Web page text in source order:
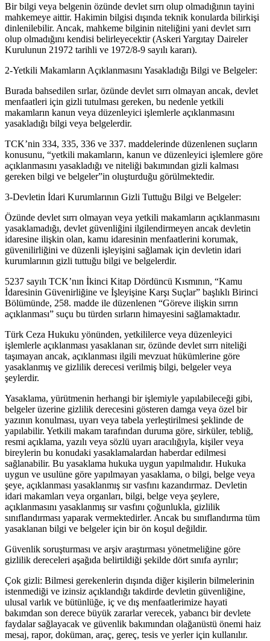
Bir bilgi veya belgenin özünde devlet sırrı olup olmadığının tayini
mahkemeye aittir. Hakimin bilgisi dışında teknik konularda bilirkişi
dinlenilebilir. Ancak, mahkeme bilginin niteliğini yani devlet sırrı
olup olmadığını kendisi belirleyecektir (Askeri Yargıtay Daireler
Kurulunun 21972 tarihli ve 1972/8-9 sayılı kararı).
2-Yetkili Makamların Açıklanmasını Yasakladığı Bilgi ve Belgeler:
Burada bahsedilen sırlar, özünde devlet sırrı olmayan ancak, devlet
menfaatleri için gizli tutulması gereken, bu nedenle yetkili
makamların kanun veya düzenleyici işlemlerle açıklanmasını
yasakladığı bilgi veya belgelerdir.
TCK’nin 334, 335, 336 ve 337. maddelerinde düzenlenen suçların
konusunu, “yetkili makamların, kanun ve düzenleyici işlemlere göre
açıklanmasını yasakladığı ve niteliği bakımından gizli kalması
gereken bilgi ve belgeler”in oluşturduğu görülmektedir.
3-Devletin İdari Kurumlarının Gizli Tuttuğu Bilgi ve Belgeler:
Özünde devlet sırrı olmayan veya yetkili makamların açıklanmasını
yasaklamadığı, devlet güvenliğini ilgilendirmeyen ancak devletin
idaresine ilişkin olan, kamu idaresinin menfaatlerini korumak,
güvenilirliğini ve düzenli işleyişini sağlamak için devletin idari
kurumlarının gizli tuttuğu bilgi ve belgelerdir.
5237 sayılı TCK’nın İkinci Kitap Dördüncü Kısmının, “Kamu
İdaresinin Güvenirliğine ve İşleyişine Karşı Suçlar” başlıklı Birinci
Bölümünde, 258. madde ile düzenlenen “Göreve ilişkin sırrın
açıklanması” suçu bu türden sırların himayesini sağlamaktadır.
Türk Ceza Hukuku yönünden, yetkililerce veya düzenleyici
işlemlerle açıklanması yasaklanan sır, özünde devlet sırrı niteliği
taşımayan ancak, açıklanması ilgili mevzuat hükümlerine göre
yasaklanmış ve gizlilik derecesi verilmiş bilgi, belgeler veya
şeylerdir.
Yasaklama, yürütmenin herhangi bir işlemiyle yapılabileceği gibi,
belgeler üzerine gizlilik derecesini gösteren damga veya özel bir
yazının konulması, uyarı veya tabela yerleştirilmesi şeklinde de
yapılabilir. Yetkili makam tarafından duruma göre, sirküler, tebliğ,
resmi açıklama, yazılı veya sözlü uyarı aracılığıyla, kişiler veya
bireylerin bu konudaki yasaklamalardan haberdar edilmesi
sağlanabilir. Bu yasaklama hukuka uygun yapılmalıdır. Hukuka
uygun ve usulüne göre yapılmayan yasaklama, o bilgi, belge veya
şeye, açıklanması yasaklanmış sır vasfını kazandırmaz. Devletin
idari makamları veya organları, bilgi, belge veya şeylere,
açıklanmasını yasaklanmış sır vasfını çoğunlukla, gizlilik
sınıflandırması yaparak vermektedirler. Ancak bu sınıflandırma tüm
yasaklanan bilgi ve belgeler için bir ön koşul değildir.
Güvenlik soruşturması ve arşiv araştırması yönetmeliğine göre
gizlilik dereceleri aşağıda belirtildiği şekilde dört sınıfa ayrılır;
Çok gizli: Bilmesi gerekenlerin dışında diğer kişilerin bilmelerinin
istenmediği ve izinsiz açıklandığı takdirde devletin güvenliğine,
ulusal varlık ve bütünlüğe, iç ve dış menfaatlerimize hayati
bakımdan son derece büyük zararlar verecek, yabancı bir devlete
faydalar sağlayacak ve güvenlik bakımından olağanüstü önemi haiz
mesaj, rapor, doküman, araç, gereç, tesis ve yerler için kullanılır.